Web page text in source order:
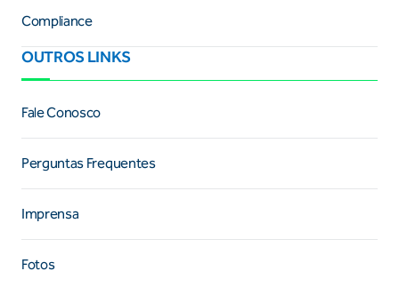
Compliance
OUTROS LINKS
Fale Conosco
Perguntas Frequentes
Imprensa
Fotos